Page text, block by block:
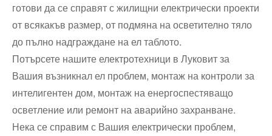
готови да се справят с жилищни електрически проекти
от всякакъв размер, от подмяна на осветително тяло
до пълно надграждане на ел таблото.
Потърсете нашите електротехници в Луковит за
Вашия възникнал ел проблем, монтаж на контроли за
интелигентен дом, монтаж на енергоспестяващо
осветление или ремонт на аварийно захранване.
Нека се справим с Вашия електрически проблем,